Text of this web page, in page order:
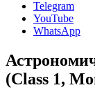
Telegram
YouTube
WhatsApp
(Class 1,